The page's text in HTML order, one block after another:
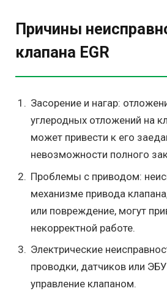
Причины
клапана EGR
Засорение и нагар:
углеродных отложений на
может привести к его
невозможности полного
Проблемы с приводом:
механизме привода
или повреждение, могут
некорректной работе.
Электрические
проводки, датчиков или
управление клапаном.